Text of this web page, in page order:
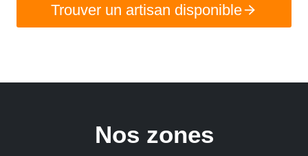
Trouver un artisan disponible
Nos zones